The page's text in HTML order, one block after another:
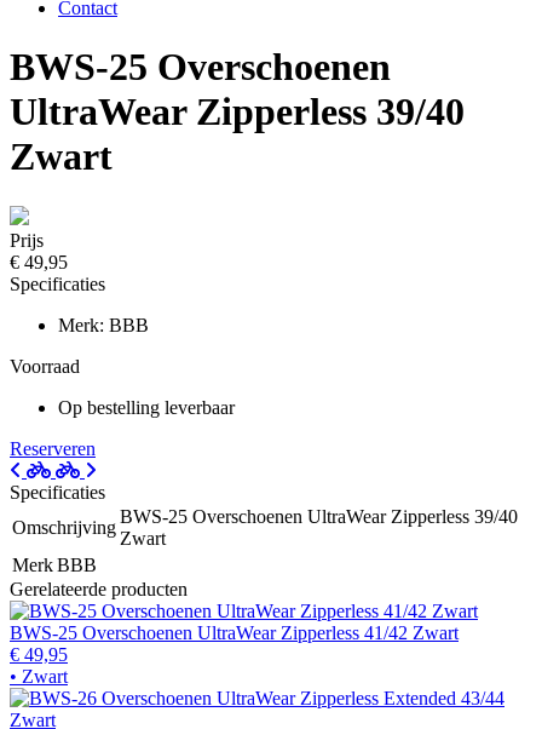
Contact
BWS-25 Overschoenen
UltraWear Zipperless 39/40
Zwart
Prijs
€ 49,95
Specificaties
Merk: BBB
Voorraad
Op bestelling leverbaar
Reserveren
Specificaties
Omschrijving
BWS-25 Overschoenen UltraWear Zipperless 39/40
Zwart
MerkBBB
Gerelateerde producten
BWS-25 Overschoenen UltraWear Zipperless 41/42 Zwart
€ 49,95
• Zwart